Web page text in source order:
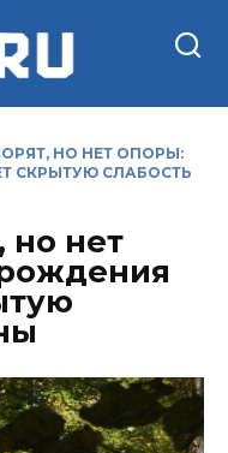
НО НЕТ ОПОРЫ:
СКРЫТУЮ СЛАБОСТЬ
но нет